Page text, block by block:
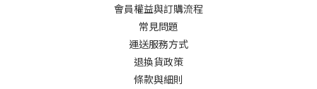
會員權益與訂購流程
常見問題
運送服務方式
退換貨政策
條款與細則